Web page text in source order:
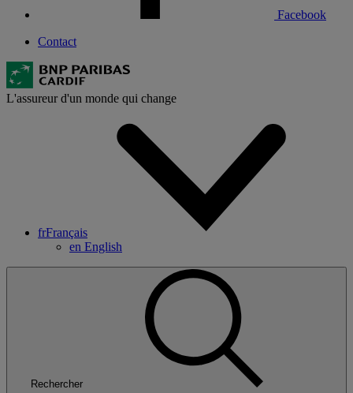
Facebook
Contact
L'assureur d'un monde qui change
frFrançais
en English
Rechercher